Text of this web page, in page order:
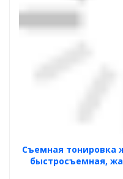
Cъемная тонировка
быстросъемная,